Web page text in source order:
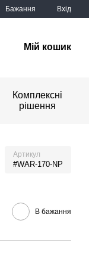
Бажання Вхід
Мій кошик
Комплексні
рішення
Артикул
#WAR-170-NP
В бажання